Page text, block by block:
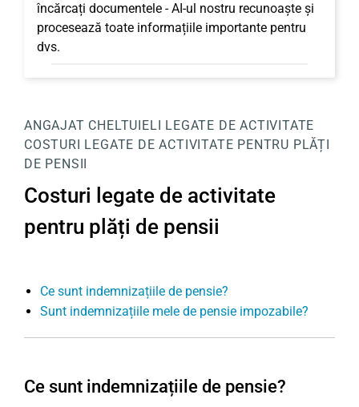
încărcați documentele - AI-ul nostru recunoaște și
procesează toate informațiile importante pentru
dvs.
ANGAJAT CHELTUIELI LEGATE DE ACTIVITATE
COSTURI LEGATE DE ACTIVITATE PENTRU PLĂȚI
DE PENSII
Costuri legate de activitate
pentru plăți de pensii
Ce sunt indemnizațiile de pensie?
Sunt indemnizațiile mele de pensie impozabile?
Ce sunt indemnizațiile de pensie?